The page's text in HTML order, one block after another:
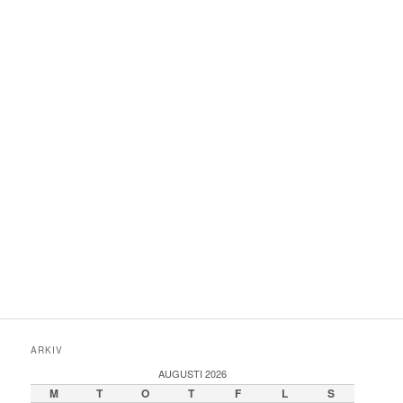
ARKIV
AUGUSTI 2026
M T O T F L S